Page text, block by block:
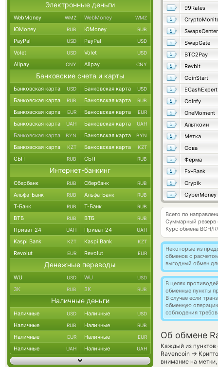
99Rates
SwapsCenter
SwapGate
BTC2Pay
Revbit
CoinStart
ECashExpert
Coinfy
OneMoment
Альткоин
Метка
Сова
Ферма
Ex-Bank
Crypik
CyberMoney
Всего по
Суммарный резерв
Курс обмена BCH/
Некоторые из
обменов с
выгодный обмен
В целях
обменные пункты
В случае если
обменную
соблюдения
Об обмене
Каждый из пунктов
Ravencoin →
внимание на
Электронные деньги
WebMoney WMZ WebMoney WMZ
ЮMoney RUB ЮMoney RUB
PayPal USD PayPal USD
Volet USD Volet USD
Alipay CNY Alipay CNY
Банковские счета и карты
Банковская карта USD Банковская карта USD
Банковская карта RUB Банковская карта RUB
Банковская карта EUR Банковская карта EUR
Банковская карта UAH Банковская карта UAH
Банковская карта BYN Банковская карта BYN
Банковская карта KZT Банковская карта KZT
СБП RUB СБП RUB
Интернет-банкинг
Сбербанк RUB Сбербанк RUB
Альфа-Банк RUB Альфа-Банк RUB
Т-Банк RUB Т-Банк RUB
ВТБ RUB ВТБ RUB
Приват 24 UAH Приват 24 UAH
Kaspi Bank KZT Kaspi Bank KZT
Revolut EUR Revolut EUR
Денежные переводы
WU USD WU USD
ЗК RUB ЗК RUB
Наличные деньги
Наличные USD Наличные USD
Наличные RUB Наличные RUB
Наличные EUR Наличные EUR
Наличные UAH Наличные UAH